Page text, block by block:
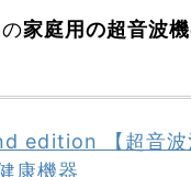
家庭用の超音波
edition 【超音波
康機器